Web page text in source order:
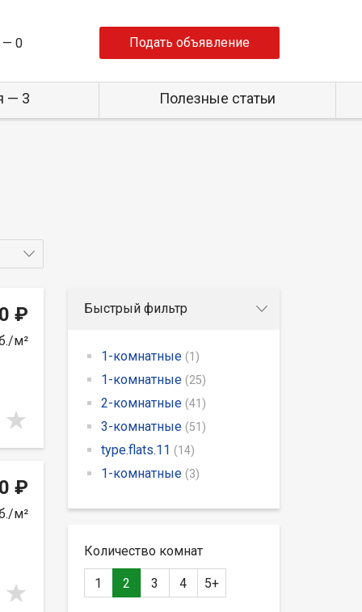
— 0 Подать объявление
— 3 Полезные статьи
₽
м²
₽
м²
Быстрый фильтр
1-комнатные (1)
1-комнатные (25)
2-комнатные (41)
3-комнатные (51)
type.flats.11 (14)
1-комнатные (3)
Количество комнат
1 2 3 4 5+